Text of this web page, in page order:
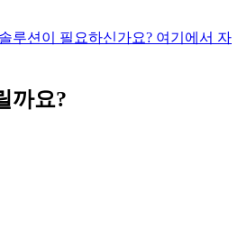
루션이 필요하신가요? 여기에서 자
까요?